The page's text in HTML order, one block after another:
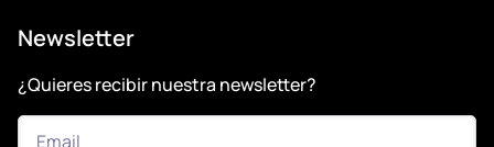
Newsletter
¿Quieres recibir nuestra newsletter?